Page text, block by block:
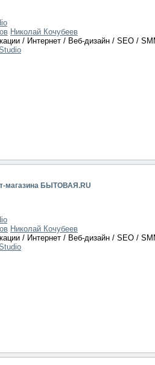
Николай Кочубеев
/ Интернет / Веб-дизайн / SEO /
магазина БЫТОВАЯ.RU
Николай Кочубеев
/ Интернет / Веб-дизайн / SEO /